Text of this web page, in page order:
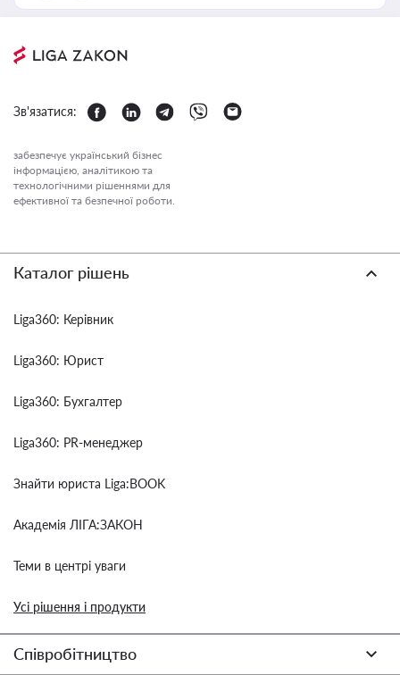
Зв'язатися:
забезпечує український бізнес
інформацією, аналітикою та
технологічними рішеннями для
ефективної та безпечної роботи.
Каталог рішень
Liga360: Керівник
Liga360: Юрист
Liga360: Бухгалтер
Liga360: PR-менеджер
Знайти юриста Liga:BOOK
Академія ЛІГА:ЗАКОН
Теми в центрі уваги
Усі рішення і продукти
Співробітництво